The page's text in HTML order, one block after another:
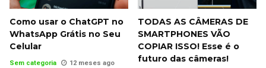
Como usar o ChatGPT no
WhatsApp Grátis no Seu
Celular
Sem categoria 12 meses ago
TODAS AS CÂMERAS DE
SMARTPHONES VÃO
COPIAR ISSO! Esse é o
futuro das câmeras!